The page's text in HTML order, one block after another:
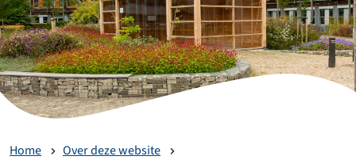
Home
Over deze website